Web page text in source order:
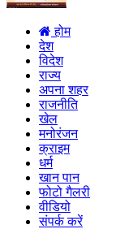
होम
देश
विदेश
राज्य
अपना शहर
राजनीति
खेल
मनोरंजन
क्राइम
धर्म
खान पान
फोटो गैलरी
वीडियो
संपर्क करें